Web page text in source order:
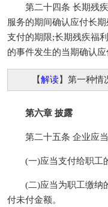
第二十四条 长期残疾
服务的期间确认应付长
支付的期限;长期残疾福
的事件发生的当期确认应
【解读】第一种情
第六章 披露
第二十五条 企业应当
(一)应当支付给职工的
(二)应当为职工缴纳的
付未付金额。